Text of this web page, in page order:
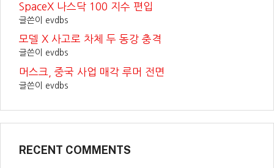
SpaceX 나스닥 100 지수 편입
글쓴이 evdbs
모델 X 사고로 차체 두 동강 충격
글쓴이 evdbs
머스크, 중국 사업 매각 루머 전면
글쓴이 evdbs
RECENT COMMENTS